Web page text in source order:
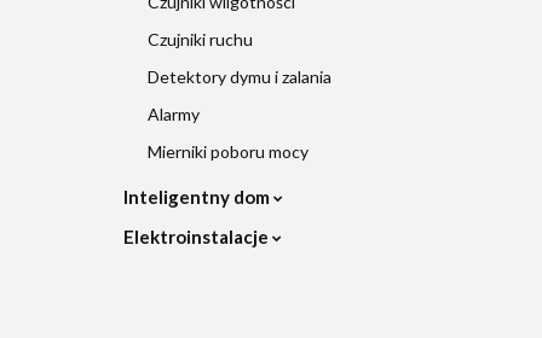
Czujniki ruchu
Detektory dymu i zalania
Alarmy
Mierniki poboru mocy
Inteligentny dom
Elektroinstalacje